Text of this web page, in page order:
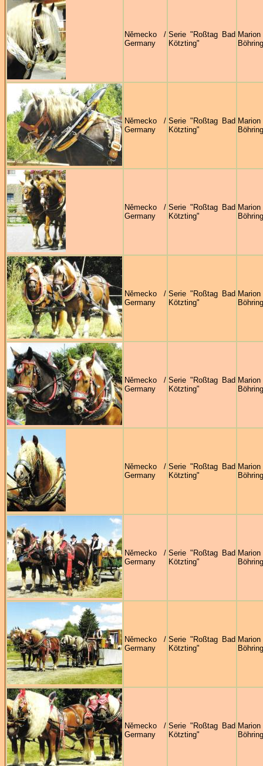
Německo /
Germany
Serie "Roßtag Bad
Kötzting"
Marion
Německo /
Germany
Serie "Roßtag Bad
Kötzting"
Marion
Německo /
Germany
Serie "Roßtag Bad
Kötzting"
Marion
Německo /
Germany
Serie "Roßtag Bad
Kötzting"
Marion
Německo /
Germany
Serie "Roßtag Bad
Kötzting"
Marion
Německo /
Germany
Serie "Roßtag Bad
Kötzting"
Marion
Německo /
Germany
Serie "Roßtag Bad
Kötzting"
Marion
Německo /
Germany
Serie "Roßtag Bad
Kötzting"
Marion
Německo /
Germany
Serie "Roßtag Bad
Kötzting"
Marion